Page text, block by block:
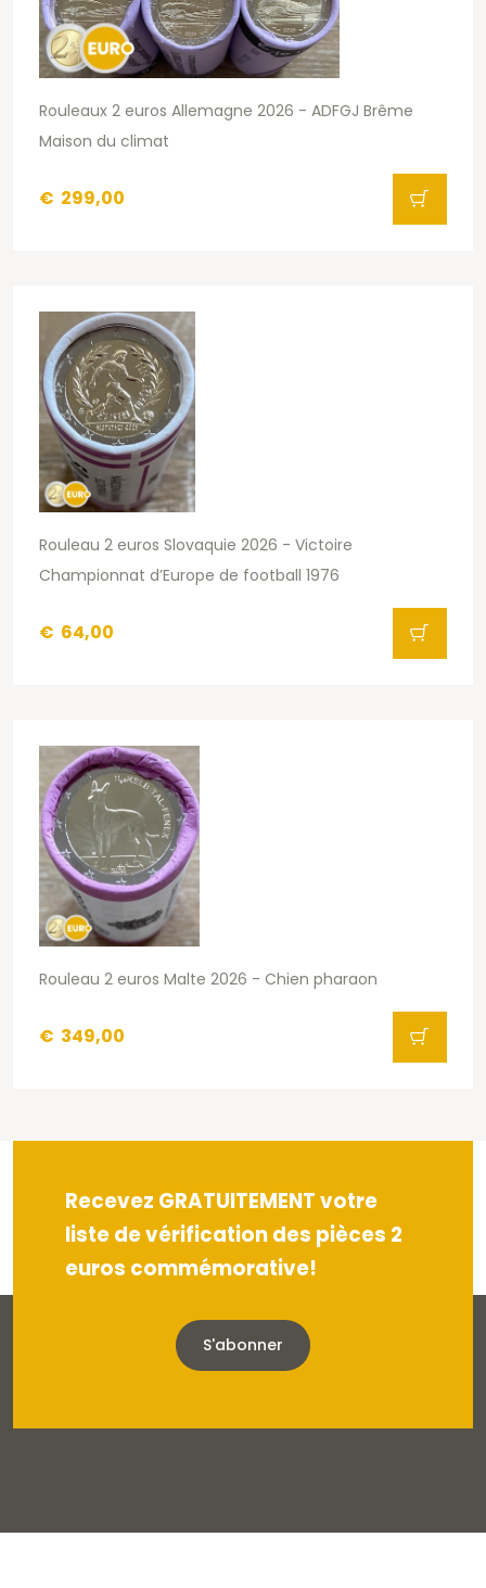
Rouleaux 2 euros Allemagne 2026 - ADFGJ Brême
Maison du climat
€ 299,00
Rouleau 2 euros Slovaquie 2026 - Victoire
Championnat d’Europe de football 1976
€ 64,00
Rouleau 2 euros Malte 2026 - Chien pharaon
€ 349,00
Recevez GRATUITEMENT votre
liste de vérification des pièces 2
euros commémorative!
S'abonner